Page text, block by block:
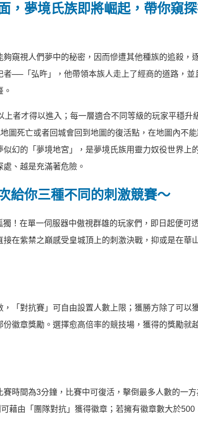
，夢境氏族即將崛起，帶你窺探
窺視人們夢中的秘密，因而慘遭其他種族的追殺，
──「弘旿」，他帶領本族人走上了經商的道路，並
上者才得以進入；每一層適合不同等級的玩家平穩升
圖死亡或者回城會回到地圖的復活點，在地圖內不
幻的「夢境地宮」，是夢境氏族用靈力奴役世界上
、越是充滿著危險。
給你三種不同的刺激競賽～
獨！在單一伺服器中傲視群雄的玩家們，即日起便可
在紫禁之巔感受皇城頂上的刺激決戰，抑或是在華
「對抗賽」可自由設置人數上限；獲勝方除了可以
徽章獎勵。選擇愈高倍率的競技場，獲得的獎勵就
賽時間為3分鐘，比賽中可復活，擊倒最多人數的一
藉由「團隊對抗」獲得徽章；若擁有徽章數大於500